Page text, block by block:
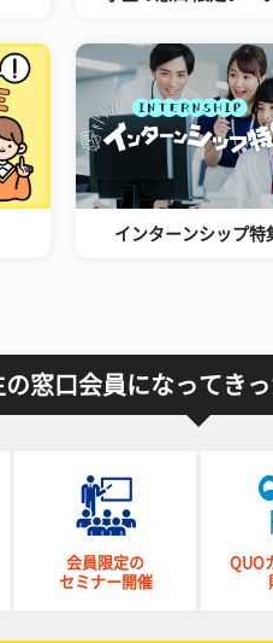
インターンシップ特
の窓口会員になってきっ
会員限定の
セミナー開催
QUO